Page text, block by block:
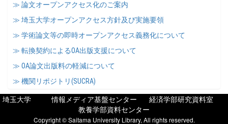
≫ 論文オープンアクセス化のご案内
≫ 埼玉大学オープンアクセス方針及び実施要領
≫ 学術論文等の即時オープンアクセス義務化について
≫ 転換契約によるOA出版支援について
≫ OA論文出版料の軽減について
≫ 機関リポジトリ(SUCRA)
埼玉大学 情報メディア基盤センター
経済学部研究資料室
教養学部資料センター
Copyright © Saitama University Library, All rights reserved.